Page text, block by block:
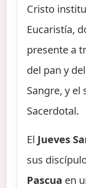
Cristo
Eucaristía,
presente a
del pan y
Sangre, y
Sacerdotal.
El Jueves
sus
Pascua en